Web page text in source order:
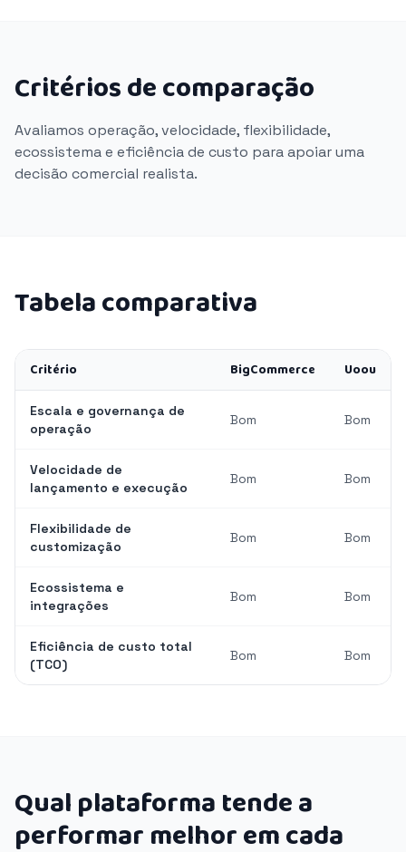
Critérios de comparação
Avaliamos operação, velocidade, flexibilidade,
ecossistema e eficiência de custo para apoiar uma
decisão comercial realista.
Tabela comparativa
Critério BigCommerce Uoou
Escala e governança de
operação
Bom Bom
Velocidade de
lançamento e execução
Bom Bom
Flexibilidade de
customização
Bom Bom
Ecossistema e
integrações
Bom Bom
Eficiência de custo total
(TCO)
Bom Bom
Qual plataforma tende a
performar melhor em cada